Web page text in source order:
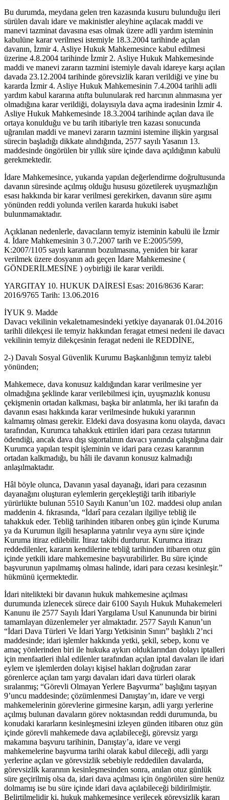
Bu durumda, meydana gelen tren kazasında kusuru bulunduğu ileri
sürülen davalı idare ve makinistler aleyhine açılacak maddi ve
manevi tazminat davasına esas olmak üzere adli yardım isteminin
kabulüne karar verilmesi istemiyle 18.3.2004 tarihinde açılan
davanın, İzmir 4. Asliye Hukuk Mahkemesince kabul edilmesi
üzerine 4.8.2004 tarihinde İzmir 2. Asliye Hukuk Mahkemesinde
maddi ve manevi zararın tazmini istemiyle davalı idareye karşı açılan
davada 23.12.2004 tarihinde görevsizlik kararı verildiği ve yine bu
kararda İzmir 4. Asliye Hukuk Mahkemesinin 7.4.2004 tarihli adli
yardım kabul kararına atıfta bulunularak red harcının alınmasına yer
olmadığına karar verildiği, dolayısıyla dava açma iradesinin İzmir 4.
Asliye Hukuk Mahkemesinde 18.3.2004 tarihinde açılan dava ile
ortaya konulduğu ve bu tarih itibariyle tren kazası sonucunda
uğranılan maddi ve manevi zararın tazmini istemine ilişkin yargısal
sürecin başladığı dikkate alındığında, 2577 sayılı Yasanın 13.
maddesinde öngörülen bir yıllık süre içinde dava açıldığının kabulü
gerekmektedir.
İdare Mahkemesince, yukarıda yapılan değerlendirme doğrultusunda
davanın süresinde açılmış olduğu hususu gözetilerek uyuşmazlığın
esası hakkında bir karar verilmesi gerekirken, davanın süre aşımı
yönünden reddi yolunda verilen kararda hukuki isabet
bulunmamaktadır.
Açıklanan nedenlerle, davacıların temyiz isteminin kabulü ile İzmir
4. İdare Mahkemesinin 3 0.7.2007 tarih ve E:2005/599,
K:2007/1105 sayılı kararının bozulmasına, yeniden bir karar
verilmek üzere dosyanın adı geçen İdare Mahkemesine (
GÖNDERİLMESİNE ) oybirliği ile karar verildi.
YARGITAY 10. HUKUK DAİRESİ Esas: 2016/8636 Karar:
2016/9765 Tarih: 13.06.2016
İYUK 9. Madde
Davacı vekilinin vekaletnamesindeki yetkiye dayanarak 01.04.2016
tarihli dilekçesi ile temyiz hakkından feragat etmesi nedeni ile davacı
vekilinin temyiz dilekçesinin feragat nedeni ile REDDİNE,
2-) Davalı Sosyal Güvenlik Kurumu Başkanlığının temyiz talebi
yönünden;
Mahkemece, dava konusuz kaldığından karar verilmesine yer
olmadığına şeklinde karar verilebilmesi için, uyuşmazlık konusu
çekişmenin ortadan kalkması, başka bir anlatımla, her iki tarafın da
davanın esası hakkında karar verilmesinde hukuki yararının
kalmamış olması gerekir. Eldeki dava dosyasına konu olayda, davacı
tarafından, Kurumca tahakkuk ettirilen idari para cezası tutarının
ödendiği, ancak dava dışı sigortalının davacı yanında çalıştığına dair
Kurumca yapılan tespit işleminin ve idari para cezası kararının
ortadan kalkmadığı, bu hâli ile davanın konusuz kalmadığı
anlaşılmaktadır.
Hâl böyle olunca, Davanın yasal dayanağı, idari para cezasının
dayanağını oluşturan eylemlerin gerçekleştiği tarih itibariyle
yürürlükte bulunan 5510 Sayılı Kanun’un 102. maddesi olup anılan
maddenin 4. fıkrasında, “İdarî para cezaları ilgiliye tebliğ ile
tahakkuk eder. Tebliğ tarihinden itibaren onbeş gün içinde Kuruma
ya da Kurumun ilgili hesaplarına yatırılır veya aynı süre içinde
Kuruma itiraz edilebilir. İtiraz takibi durdurur. Kurumca itirazı
reddedilenler, kararın kendilerine tebliğ tarihinden itibaren otuz gün
içinde yetkili idare mahkemesine başvurabilirler. Bu süre içinde
başvurunun yapılmamış olması halinde, idari para cezası kesinleşir.”
hükmünü içermektedir.
İdari nitelikteki bir davanın hukuk mahkemesine açılması
durumunda izlenecek sürece dair 6100 Sayılı Hukuk Muhakemeleri
Kanunu ile 2577 Sayılı İdari Yargılama Usul Kanununda bir birini
tamamlayan düzenlemeler yer almaktadır. 2577 Sayılı Kanun’un
“İdari Dava Türleri Ve İdari Yargı Yetkisinin Sınırı” başlıklı 2’nci
maddesinde; idari işlemler hakkında yetki, şekil, sebep, konu ve
amaç yönlerinden biri ile hukuka aykırı olduklarından dolayı iptalleri
için menfaatleri ihlal edilenler tarafından açılan iptal davaları ile idari
eylem ve işlemlerden dolayı kişisel hakları doğrudan zarar
görenlerce açılan tam yargı davaları idari dava türleri olarak
sıralanmış; “Görevli Olmayan Yerlere Başvurma” başlığını taşıyan
9’uncu maddesinde; çözümlenmesi Danıştay’ın, idare ve vergi
mahkemelerinin görevlerine girmesine karşın, adli yargı yerlerine
açılmış bulunan davaların görev noktasından reddi durumunda, bu
konudaki kararların kesinleşmesini izleyen günden itibaren otuz gün
içinde görevli mahkemede dava açılabileceği, görevsiz yargı
makamına başvuru tarihinin, Danıştay’a, idare ve vergi
mahkemelerine başvurma tarihi olarak kabul dileceği, adli yargı
yerlerine açılan ve görevsizlik sebebiyle reddedilen davalarda,
görevsizlik kararının kesinleşmesinden sonra, anılan otuz günlük
süre geçirilmiş olsa da, idari dava açılması için öngörülen süre henüz
dolmamış ise bu süre içinde idari dava açılabileceği bildirilmiştir.
Belirtilmelidir ki, hukuk mahkemesince verilecek görevsizlik kararı